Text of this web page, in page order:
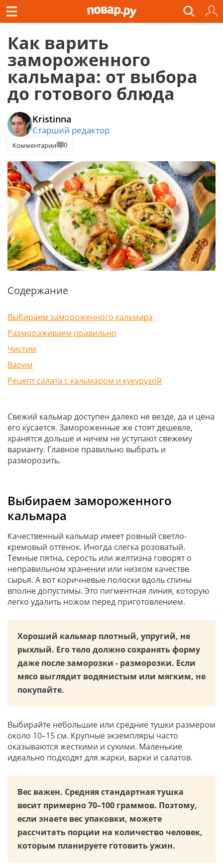
Как варить
замороженного
кальмара: от выбора
до готового блюда
Kristinna
Старший редактор
Комментарии 0
Содержание
Выбираем замороженного кальмара
Размораживаем правильно
Чистим
Варим
Рецепт салата с кальмаром и кукурузой
Свежий кальмар доступен далеко не везде, да и цена
его кусается. Замороженные же стоят дешевле,
хранятся дольше и ничем не уступают свежему
варианту. Главное правильно выбрать и
разморозить.
Выбираем замороженного
кальмара
Качественный кальмар имеет ровный светло-
кремовый оттенок. Иногда слегка розоватый.
Темные пятна, серость или желтизна говорят о
неправильном хранении или низком качестве
сырья. А вот коричневые полоски вдоль спины
вполне допустимы. Это пигментная линия, которую
легко удалить ножом перед приготовлением.
Хороший кальмар плотный, упругий, не
рыхлый. Его тело должно сохранять форму
даже после заморозки - разморозки. Если
мясо выглядит водянистым или мягким, не
покупайте.
Выбирайте небольшие или средние тушки размером
около 10–15 см. Крупные экземпляры часто
оказываются жесткими и сухими. Маленькие
идеально подходят для жарки, варки и салатов.
Вес важен. Средняя стандартная тушка
весит примерно 70–100 граммов. Поэтому,
если знаете вес упаковки, можете
рассчитать порции на количество человек,
которым планируете готовить ужин.